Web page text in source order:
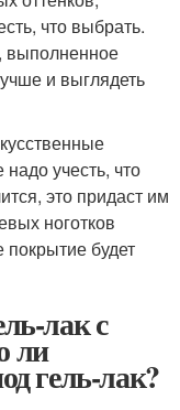
что выбрать.
выполненное
и выглядеть
учесть, что
это придаст им
ноготков
будет
лак с
ли
гель-лак?